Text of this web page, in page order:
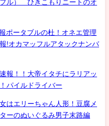
ル） ひきこもりニートのオ
ポータブルの杜！オネエ管理
!オカマッフルアタックナンバ
報！！大帝イタチにラリアッ
パイルドライバー
はエリーちゃん人形！豆腐メ
ーのぬいぐるみ男子末路編